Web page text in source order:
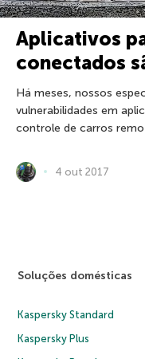
Aplicativos
conectados
Há meses, nossos
vulnerabilidades em
controle de carros
4 out 2017
Soluções domésticas
Kaspersky Standard
Kaspersky Plus